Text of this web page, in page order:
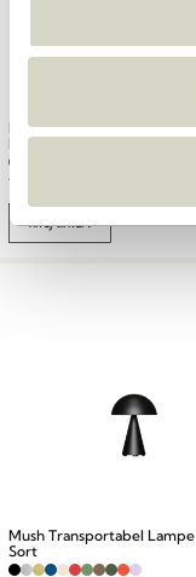
Mush Transportabel Lampe
Mørkegrøn
749,00
Tilføj til kurv
Mush Transportabel
Sort